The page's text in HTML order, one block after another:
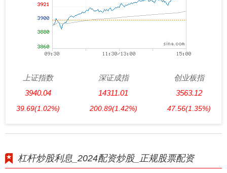
上证指数
3940.04
39.69(1.02%)
深证成指
14311.01
200.89(1.42%)
创业板指
3563.12
47.56(1.35%)
杠杆炒股利息_2024配资炒股_正规股票配资